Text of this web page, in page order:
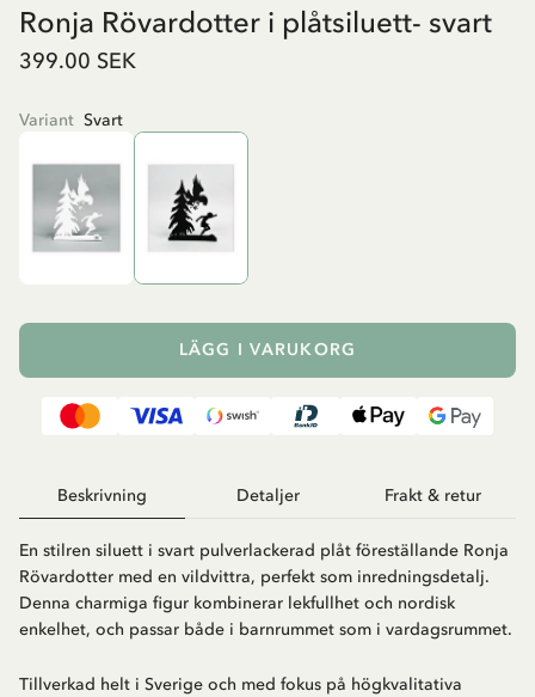
Ronja Rövardotter i plåtsiluett- svart
399.00 SEK
Variant Svart
LÄGG I VARUKORG
Beskrivning Detaljer Frakt & retur
En stilren siluett i svart pulverlackerad plåt föreställande Ronja
Rövardotter med en vildvittra, perfekt som inredningsdetalj.
Denna charmiga figur kombinerar lekfullhet och nordisk
enkelhet, och passar både i barnrummet som i vardagsrummet.
Tillverkad helt i Sverige och med fokus på högkvalitativa